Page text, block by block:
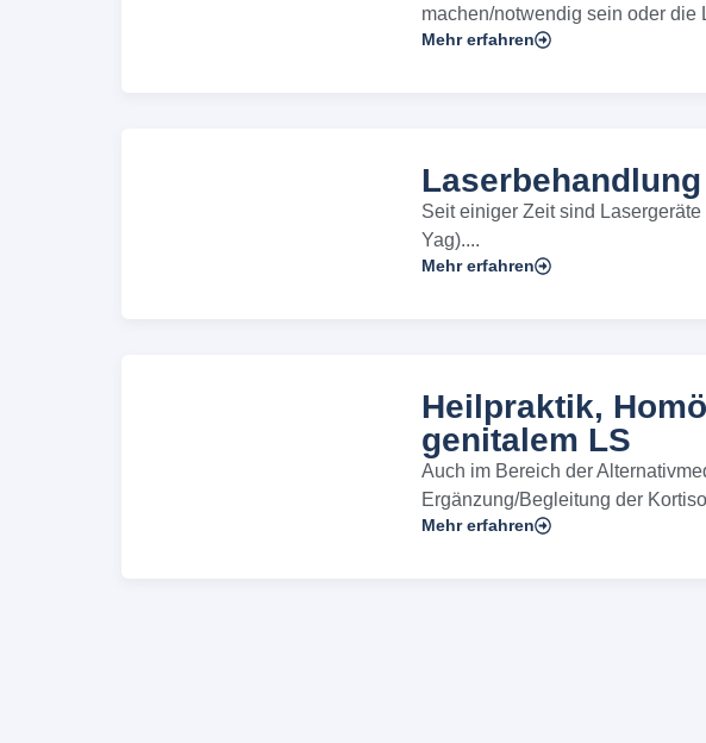
machen/notwendig sein oder die
Mehr erfahren
Laserbehandlung
Seit einiger Zeit sind
Yag)....
Mehr erfahren
Heilpraktik,
genitalem LS
Auch im Bereich der
Ergänzung/Begleitung der
Mehr erfahren